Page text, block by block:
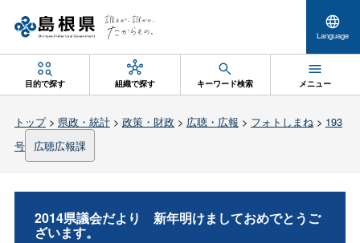
Language
目的で探す 組織で探す キーワード検索 メニュー
トップ> 県政・統計> 政策・財政 > 広聴・広報 > フォトしまね> 193
号
広聴広報課
2014県議会だよ り 新年明けましておめでとうご
ざいます。